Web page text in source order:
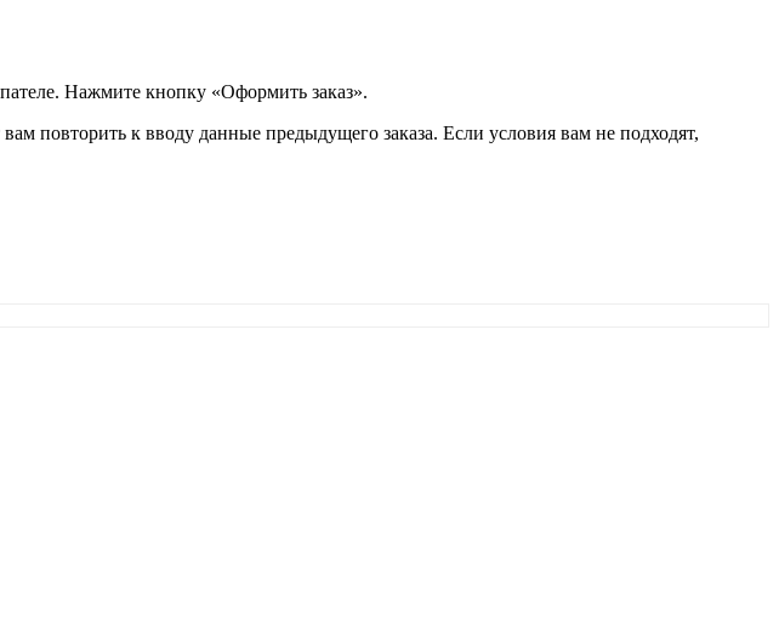
Нажмите кнопку «Оформить заказ».
повторить к вводу данные предыдущего заказа. Если условия вам не подходят,